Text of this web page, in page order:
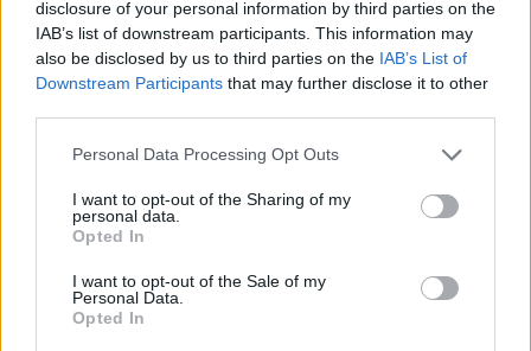
disclosure of your personal information by third parties on the
IAB’s list of downstream participants. This information may
also be disclosed by us to third parties on the IAB’s List of
Downstream Participants that may further disclose it to other
Personal Data Processing Opt Outs
I want to opt-out of the Sharing of my
personal data.
Opted In
I want to opt-out of the Sale of my
Personal Data.
Opted In